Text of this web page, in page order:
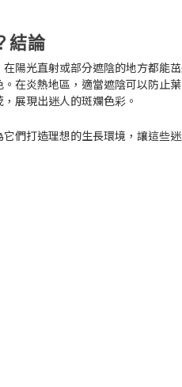
結論
陽光直射或部分遮陰的地方都能
在炎熱地區，適當遮陰可以防止
展現出迷人的斑斕色彩。
們打造理想的生長環境，讓這些